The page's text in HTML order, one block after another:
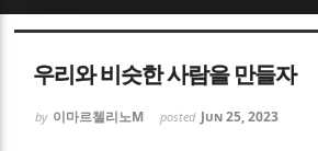
우리와 비슷한 사람을 만들자
by 이마르첼리노M posted Jun 25, 2023
Sketchbook5, 스케치북5
Sketchbook5, 스케치북5